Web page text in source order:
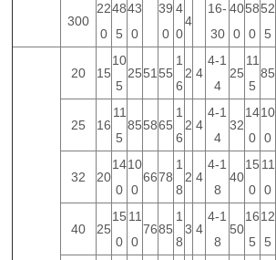
300
22
0
48
5
43
0
39
0
4
0
4
16-
30
40
0
58
0
52
5
20 15
10
5
2551 55
1
6
2 4
4-1
4
25
11
5
85
25 16
11
5
855865
1
6
2 4
4-1
4
32
14
0
10
0
32 20
14
0
10
0
6678
1
8
2 4
4-1
8
40
15
0
11
0
40 25
15
0
11
0
7685
1
8
3 4
4-1
8
50
16
5
12
5